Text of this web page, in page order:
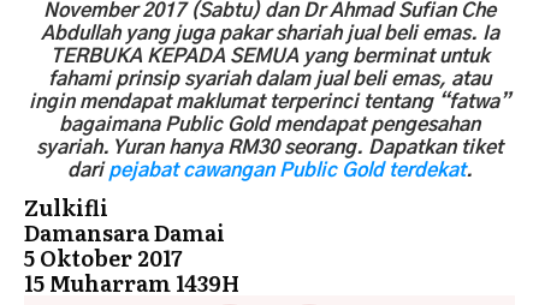
November 2017 (Sabtu) dan Dr Ahmad Sufian Che
Abdullah yang juga pakar shariah jual beli emas. Ia
TERBUKA KEPADA SEMUA yang berminat untuk
fahami prinsip syariah dalam jual beli emas, atau
ingin mendapat maklumat terperinci tentang “fatwa”
bagaimana Public Gold mendapat pengesahan
syariah. Yuran hanya RM30 seorang. Dapatkan tiket
dari pejabat cawangan Public Gold terdekat.
Zulkifli
Damansara Damai
5 Oktober 2017
15 Muharram 1439H